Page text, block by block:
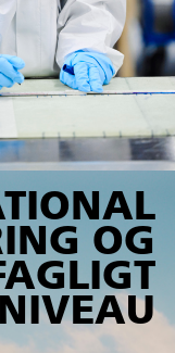
OG
NIVEAU